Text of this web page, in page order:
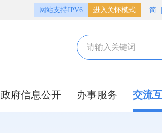
网站支持IPV6 进入关怀模式 简
政府信息公开 办事服务 交流